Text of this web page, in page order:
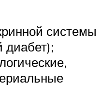
системы
диабет);